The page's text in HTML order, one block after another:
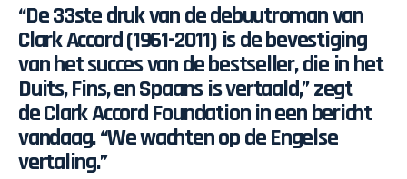
“De 33ste druk van de debuutroman van
Clark Accord (1961-2011) is de bevestiging
van het succes van de bestseller, die in het
Duits, Fins, en Spaans is vertaald,” zegt
de Clark Accord Foundation in een bericht
vandaag. “We wachten op de Engelse
vertaling.”